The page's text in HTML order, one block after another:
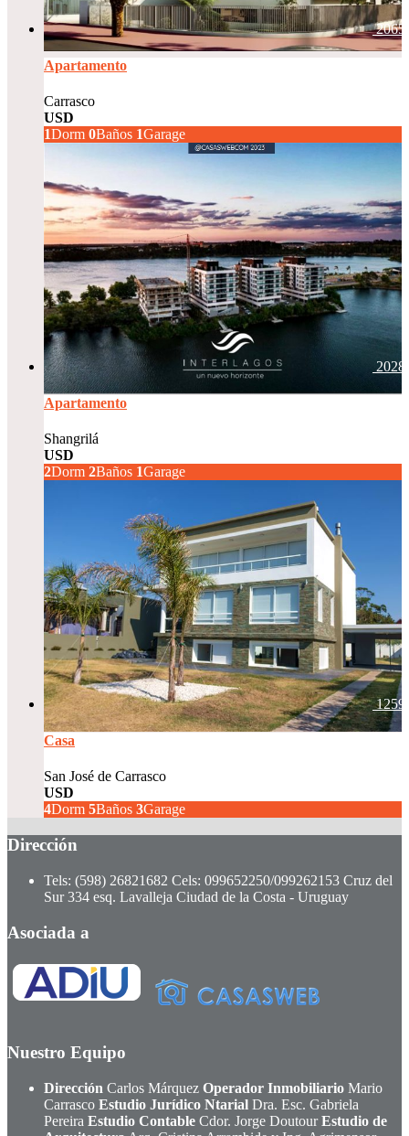
Apartamento
Carrasco
USD
1Dorm 0Baños 1Garage
Apartamento
Shangrilá
USD
2Dorm 2Baños 1Garage
Casa
San José de Carrasco
USD
4Dorm 5Baños 3Garage
Dirección
Tels: (598) 26821682 Cels: 099652250/099262153 Cruz del
Sur 334 esq. Lavalleja Ciudad de la Costa - Uruguay
Asociada a
Nuestro Equipo
Dirección Carlos Márquez Operador Inmobiliario Mario
Carrasco Estudio Jurídico Ntarial Dra. Esc. Gabriela
Pereira Estudio Contable Cdor. Jorge Doutour Estudio de